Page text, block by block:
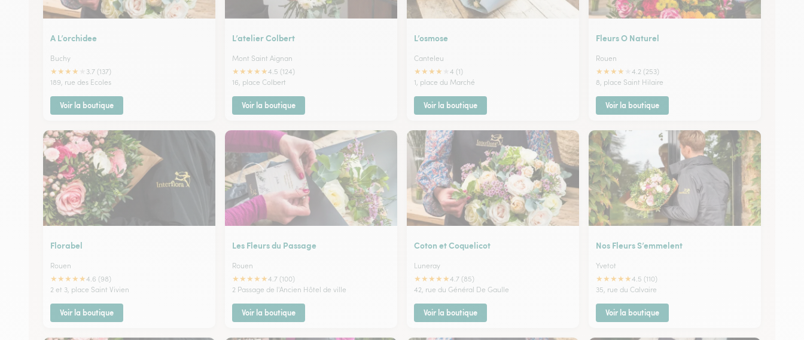
A L’orchidee
Buchy
★★★★
3.7 (137)
189, rue des Ecoles
Voir la boutique
L’atelier Colbert
Mont Saint Aignan
★★★★★4.5 (124)
16, place Colbert
Voir la boutique
L’osmose
Canteleu
★★★★
4 (1)
1, place du Marché
Voir la boutique
Fleurs O Naturel
Rouen
★★★★
4.2 (253)
8, place Saint Hilaire
Voir la boutique
Florabel
Rouen
★★★★★4.6 (98)
2 et 3, place Saint Vivien
Voir la boutique
Les Fleurs du Passage
Rouen
★★★★★4.7 (100)
2 Passage de l'Ancien Hôtel de ville
Voir la boutique
Coton et Coquelicot
Luneray
★★★★★4.7 (85)
42, rue du Général De Gaulle
Voir la boutique
Nos Fleurs S’emmelent
Yvetot
★★★★★4.5 (110)
35, rue du Calvaire
Voir la boutique